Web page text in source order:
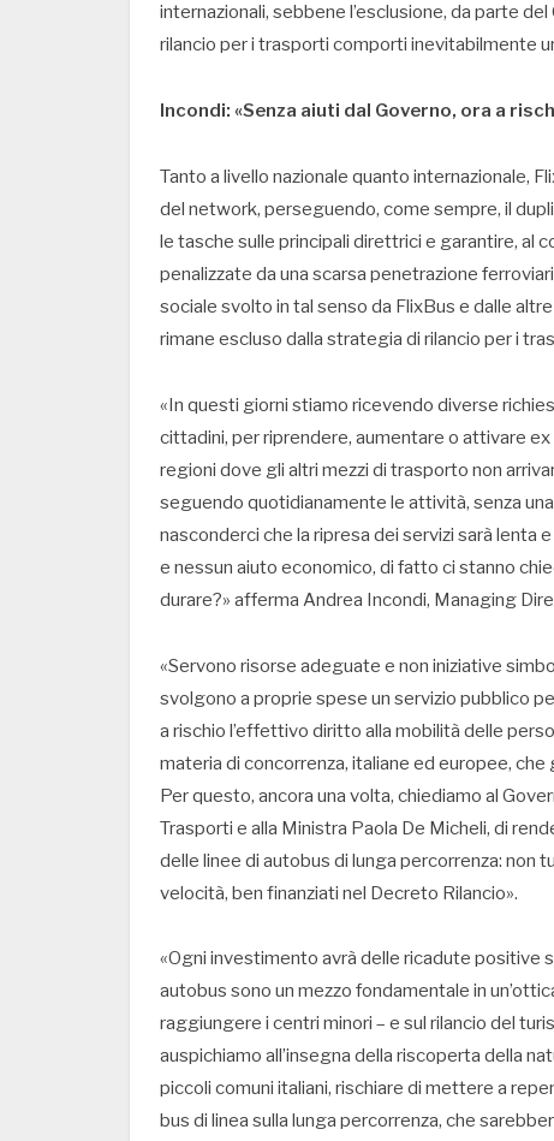
internazionali, sebbene l’esclusione, da parte
rilancio per i trasporti comporti inevitabilmente
Incondi: «Senza aiuti dal Governo, ora a
Tanto a livello nazionale quanto internazionale,
del network, perseguendo, come sempre, il
le tasche sulle principali direttrici e garantire, al
penalizzate da una scarsa penetrazione
sociale svolto in tal senso da FlixBus e dalle
rimane escluso dalla strategia di rilancio per i
«In questi giorni stiamo ricevendo diverse
cittadini, per riprendere, aumentare o attivare
regioni dove gli altri mezzi di trasporto non
seguendo quotidianamente le attività, senza
nasconderci che la ripresa dei servizi sarà lenta
e nessun aiuto economico, di fatto ci stanno
durare?» afferma Andrea Incondi, Managing
«Servono risorse adeguate e non iniziative
svolgono a proprie spese un servizio pubblico
a rischio l’effettivo diritto alla mobilità delle
materia di concorrenza, italiane ed europee,
Per questo, ancora una volta, chiediamo al
Trasporti e alla Ministra Paola De Micheli, di
delle linee di autobus di lunga percorrenza:
velocità, ben finanziati nel Decreto Rilancio».
«Ogni investimento avrà delle ricadute positive
autobus sono un mezzo fondamentale in
raggiungere i centri minori – e sul rilancio del
auspichiamo all’insegna della riscoperta della
piccoli comuni italiani, rischiare di mettere a
bus di linea sulla lunga percorrenza, che